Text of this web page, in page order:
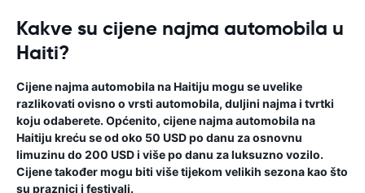
Kakve su cijene najma automobila u
Haiti?
Cijene najma automobila na Haitiju mogu se uvelike
razlikovati ovisno o vrsti automobila, duljini najma i tvrtki
koju odaberete. Općenito, cijene najma automobila na
Haitiju kreću se od oko 50 USD po danu za osnovnu
limuzinu do 200 USD i više po danu za luksuzno vozilo.
Cijene također mogu biti više tijekom velikih sezona kao što
su praznici i festivali.